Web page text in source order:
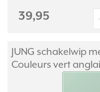
39,95 -
JUNG schakelwip
Couleurs vert